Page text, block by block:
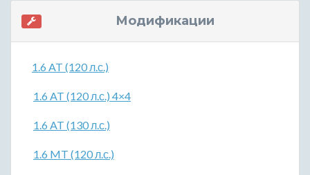
Модификации
1.6 AT (120 л.с.)
1.6 AT (120 л.с.) 4×4
1.6 AT (130 л.с.)
1.6 MT (120 л.с.)